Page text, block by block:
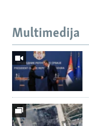
Multimedija